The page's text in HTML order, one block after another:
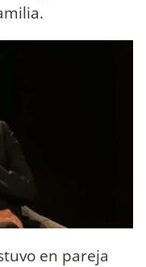
en pareja